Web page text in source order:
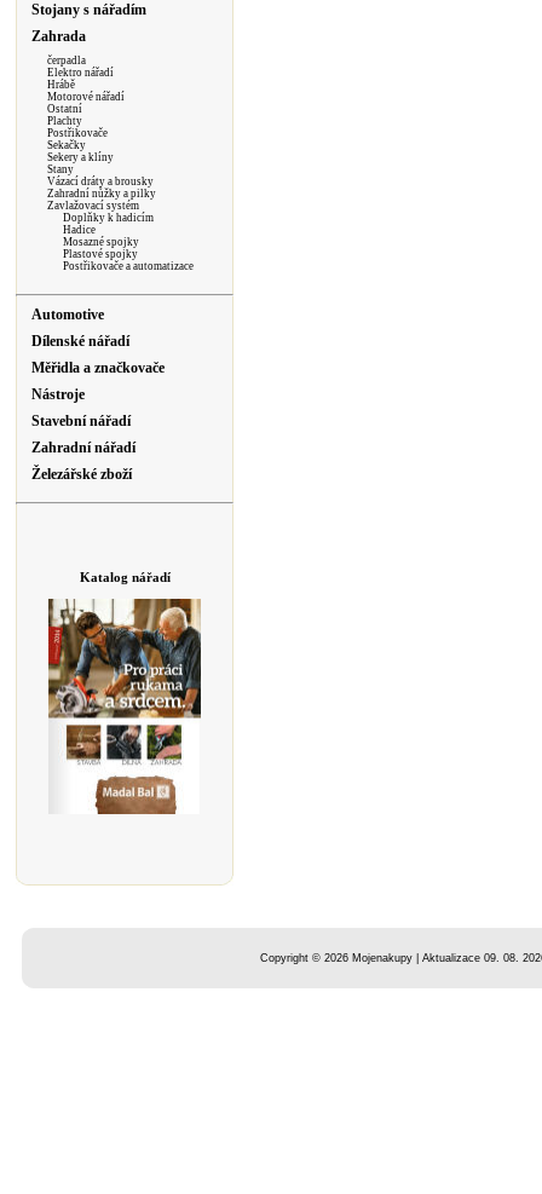
Stojany s nářadím
Zahrada
čerpadla
Elektro nářadí
Hrábě
Motorové nářadí
Ostatní
Plachty
Postřikovače
Sekačky
Sekery a klíny
Stany
Vázací dráty a brousky
Zahradní nůžky a pilky
Zavlažovací systém
Doplňky k hadicím
Hadice
Mosazné spojky
Plastové spojky
Postřikovače a automatizace
Automotive
Dílenské nářadí
Měřidla a značkovače
Nástroje
Stavební nářadí
Zahradní nářadí
Železářské zboží
Katalog nářadí
Copyright © 2026 Mojenakupy | Aktualizace 09. 08.